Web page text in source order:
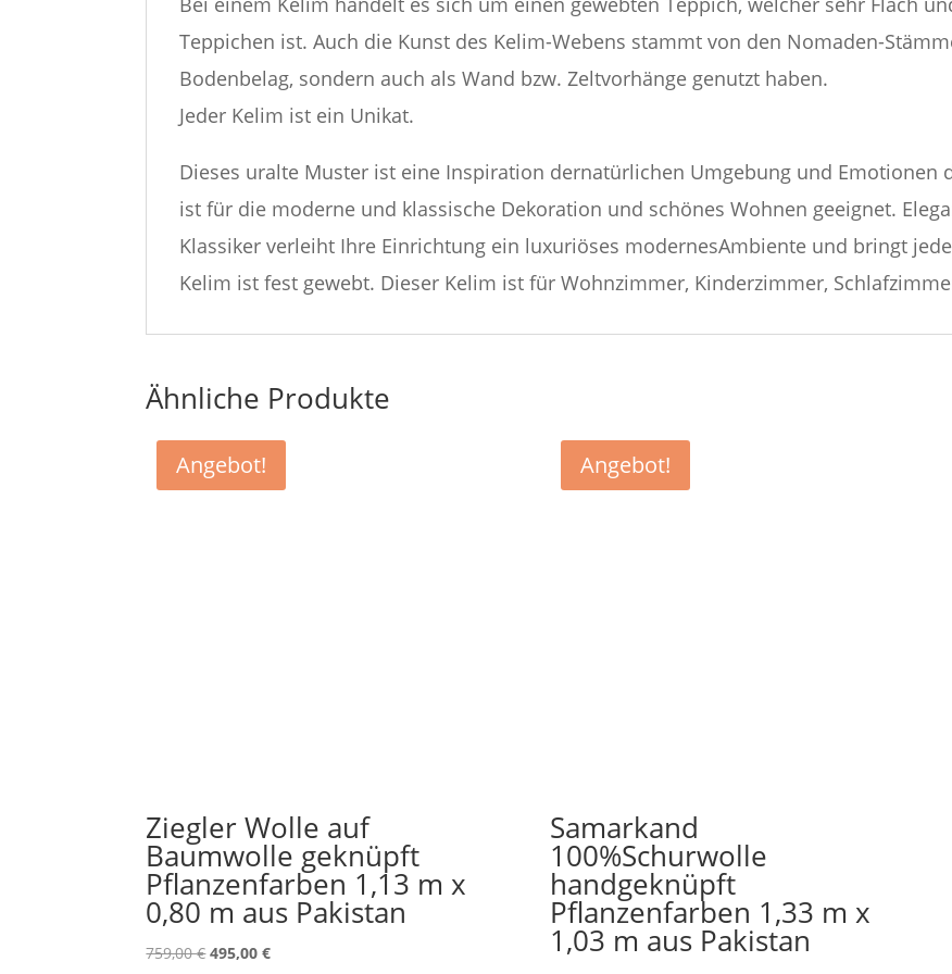
Teppichen ist. Auch die Kunst des Kelim-Webens stammt von den Nomaden-
Bodenbelag, sondern auch als Wand bzw. Zeltvorhänge genutzt haben.
Jeder Kelim ist ein Unikat.
Dieses uralte Muster ist eine Inspiration dernatürlichen Umgebung und Emotionen
ist für die moderne und klassische Dekoration und schönes Wohnen geeignet.
Klassiker verleiht Ihre Einrichtung ein luxuriöses modernesAmbiente und bringt
Kelim ist fest gewebt. Dieser Kelim ist für Wohnzimmer, Kinderzimmer,
Ähnliche Produkte
Angebot!
Ziegler Wolle auf
Baumwolle geknüpft
Pflanzenfarben 1,13 m x
0,80 m aus Pakistan
759,00€Ursprünglicher
495,00€Aktueller
Angebot!
Samarkand
100%Schurwolle
handgeknüpft
Pflanzenfarben 1,33 m x
1,03 m aus Pakistan